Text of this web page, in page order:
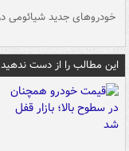
خودروهای جدید شیائومی در
این مطالب را از دست